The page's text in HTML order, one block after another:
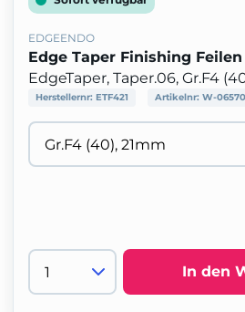
EDGEENDO
Edge Taper Finishing Feilen
EdgeTaper, Taper.06, Gr.F4
Herstellernr: ETF421 Artikelnr: W-
In den